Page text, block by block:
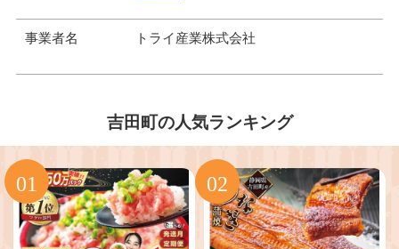
事業者名 トライ産業株式会社
吉田町の人気ランキング